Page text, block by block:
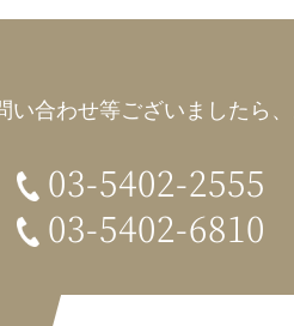
合わせ等ございましたら、
03-5402-2555
03-5402-6810